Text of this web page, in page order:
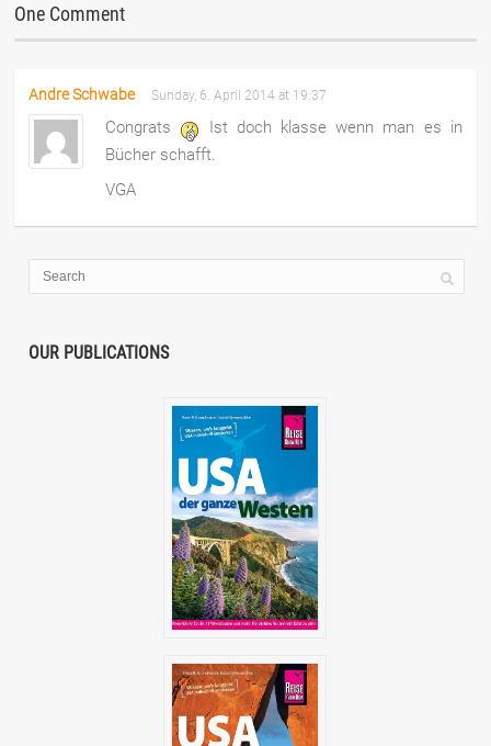
One Comment
Andre Schwabe Sunday, 6. April 2014 at 19:37
Congrats
Ist doch klasse wenn man es in
Bücher schafft.
VGA
OUR PUBLICATIONS